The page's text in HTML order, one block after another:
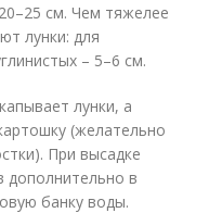
см. Чем тяжелее
лунки: для
– 5–6 см.
лунки, а
(желательно
При высадке
дополнительно в
банку воды.